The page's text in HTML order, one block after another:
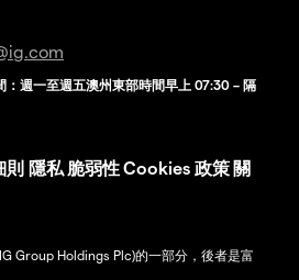
週一至週五澳州東部時間早上 07:30 – 隔
則 隱私 脆弱性Cookies 政策 關
Group Holdings Plc)的一部分，後者是富